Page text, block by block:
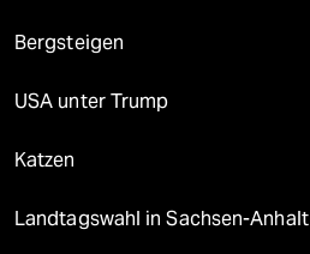
Bergsteigen
USA unter Trump
Katzen
Landtagswahl in Sachsen-Anhalt